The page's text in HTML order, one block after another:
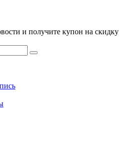
и получите купон на скидку